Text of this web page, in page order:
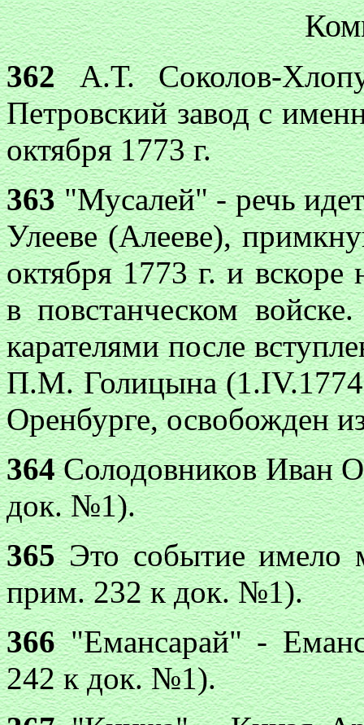
362А.Т. Соколов-
Петровский завод с
октября 1773 г.
363"Мусалей" - речь
Улееве (Алееве),
октября 1773 г. и
в повстанческом
карателями после
П.М. Голицына
Оренбурге, освобожден
364Солодовников Иван
док. №1).
365Это событие имело
прим. 232 к док. №1).
366"Емансарай" -
242 к док. №1).